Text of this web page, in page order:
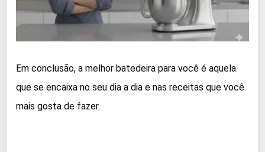
Em conclusão, a melhor batedeira para você é aquela
que se encaixa no seu dia a dia e nas receitas que você
mais gosta de fazer.